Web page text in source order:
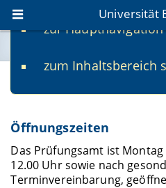
zur
zum Inhaltsbereich
Universität
www.uni-
fis.uni-
Kontakt -
Öffnungszeiten
Das Prüfungsamt ist
12.00 Uhr sowie nach
Terminvereinbarung,